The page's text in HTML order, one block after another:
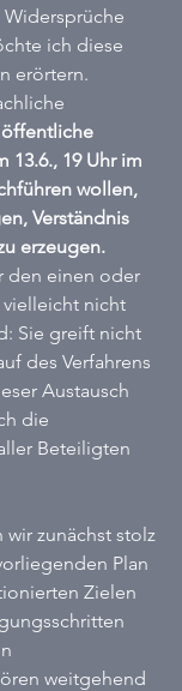
ich diese
erörtern.
13.6., 19 Uhr im
wollen,
Verständnis
erzeugen.
den einen oder
vielleicht nicht
Sie greift nicht
des Verfahrens
Austausch
die
Beteiligten
zunächst stolz
Plan
Zielen
weitgehend